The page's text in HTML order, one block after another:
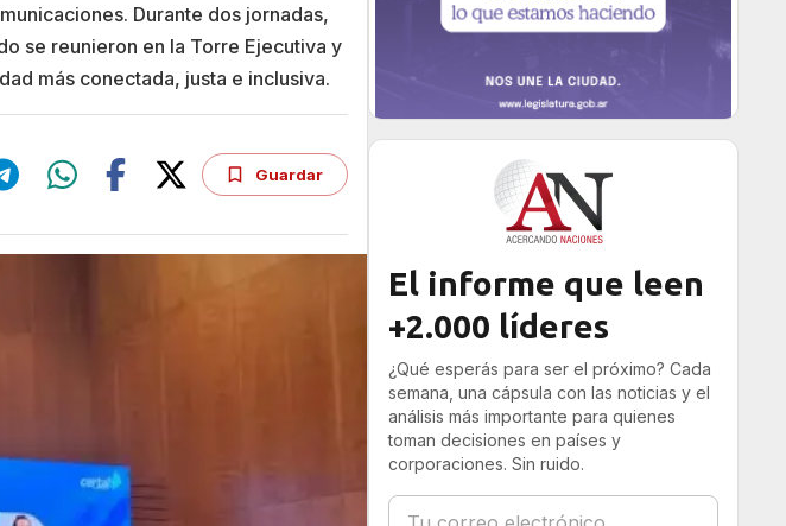
Durante dos jornadas,
se reunieron en la Torre Ejecutiva y
más conectada, justa e inclusiva.
Guardar
El informe que leen
+2.000 líderes
¿Qué esperás para ser el próximo? Cada
semana, una cápsula con las noticias y el
análisis más importante para quienes
toman decisiones en países y
corporaciones. Sin ruido.